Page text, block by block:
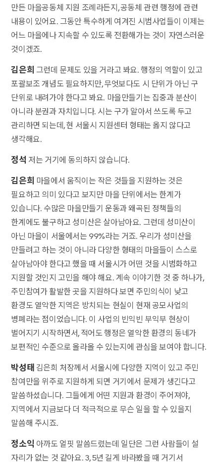
만든 마을공동체 지원 조례라든지, 공동체 관련 행정에 관련
내용이 있어요. 그동안 특수하게 여겨진 시범사업들이 이제는
어느 마을에나 지속할 수 있도록 전환해가는 것이 자연스러운
것이겠죠.
김은희 그런데 문제도 있을 거라고 봐요. 행정의 역할이 있고
포괄보조 개념도 필요하지만, 무엇보다도 시 단위가 아닌 구
단위로 내려가야 한다고 봐요. 마을만들기는 집중과 분산이
아니라 분권과 자치입니다. 시는 구가 알아서 쓰도록 두고
관리하면 되는데, 현 서울시 지원센터 형태는 옳지 않다고
생각해요.
정석 저는 거기에 동의하지 않습니다.
김은희 마을에서 움직이는 작은 것들을 지원하는 것은
필요하고 의미 있다고 보지만 마을 단위에서는 한계가
있습니다. 수많은 마을만들기 운동과 왜곡된 정책들의
한계에도 불구하고 성미산은 살아남아요. 그런데 성미산이
아닌 마을이 서울에서는 99%라는 거죠. 우리가 성미산을
만들려고 하는 것이 아니라 다양한 형태의 마을들이 스스로
살아남아야 한다고 했을 때 서울시가 어떤 것을 시범화하고
지원할 것인지 고민을 해야 해요. 계속 이야기한 것 중 하나가,
주민참여가 활발한 곳을 지원하다 보면 주민의식이 낮고
환경도 열악한 지역은 방치되는 현실이 현재 공모사업의
병폐라는 점이었습니다. 이 사업의 빈익빈 부익부 현상이
벌어지기 시작하면서, 적어도 행정은 열악한 환경의 동네가
보편적인 수준으로 올라올 수 있는지에 관심을 보여야 합니다.
박성태 김은희 처장께서 서울시에 다양한 지역이 있고 주민
참여만을 위주로 지원하게 되면 거기에서 문제가 생긴다고
말씀하셨습니다. 그들에게 어떤 지원과 환경이 주어져야,
지역에서 지금보다 더 적극적으로 무슨 일을 할 수 있을지
말씀해 주시죠.
정소익 아까도 얼핏 말씀드렸는데 일단은 그런 사람들이 설
자리가 없는 것 같아요. 3, 5년 길게 바라봤을 때 거기서